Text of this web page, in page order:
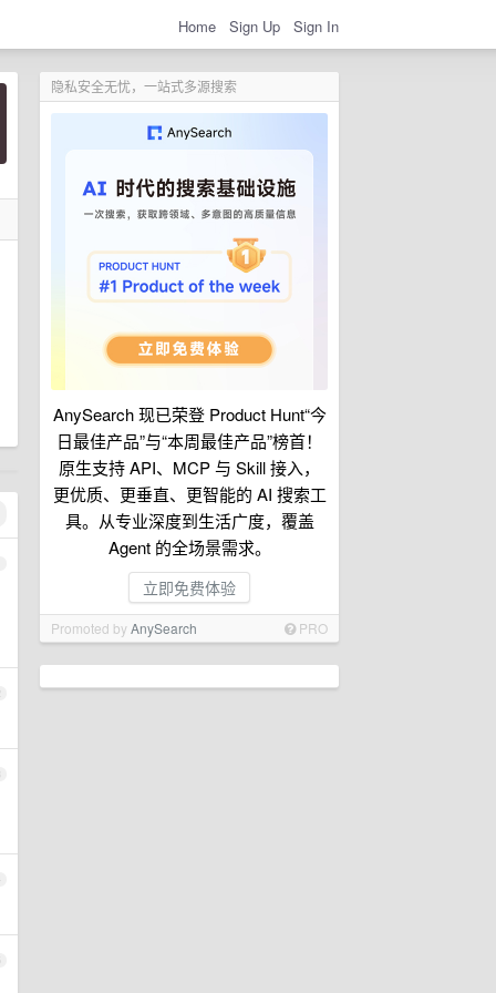
Home Sign Up Sign In
隐私安全无忧，一站式多源搜索
AnySearch 现已荣登 Product Hunt“今
日最佳产品”与“本周最佳产品”榜首！
原生支持 API、MCP 与 Skill 接入，
更优质、更垂直、更智能的 AI 搜索工
具。从专业深度到生活广度，覆盖
Agent 的全场景需求。
立即免费体验
Promoted byAnySearch PRO